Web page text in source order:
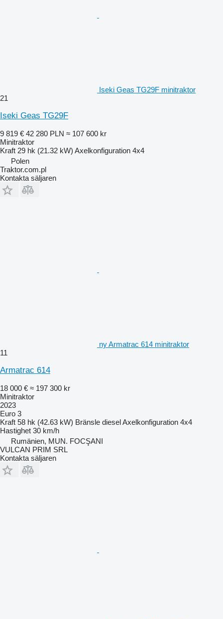
Iseki Geas TG29F minitraktor
21
Iseki Geas TG29F
9 819 € 42 280 PLN ≈ 107 600 kr
Minitraktor
Kraft 29 hk (21.32 kW) Axelkonfiguration 4x4
Polen
Traktor.com.pl
Kontakta säljaren
ny Armatrac 614 minitraktor
11
Armatrac 614
18 000 € ≈ 197 300 kr
Minitraktor
2023
Euro 3
Kraft 58 hk (42.63 kW) Bränsle dieselAxelkonfiguration 4x4
Hastighet 30 km/h
Rumänien, MUN. FOCŞANI
VULCAN PRIM SRL
Kontakta säljaren